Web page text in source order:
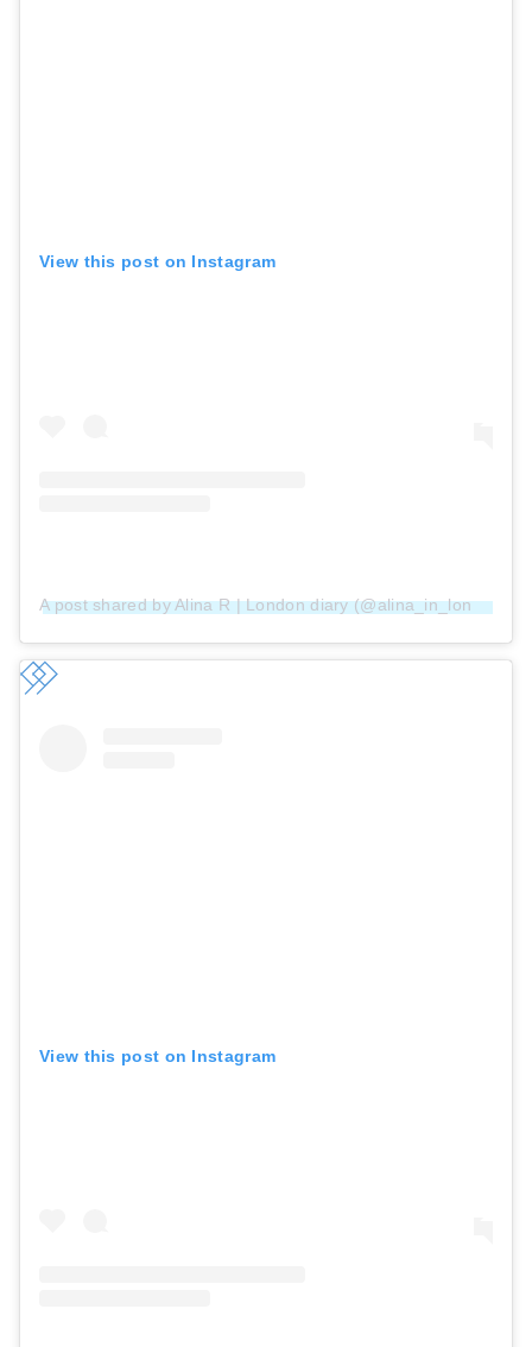
View this post on Instagram
A post shared by Alina R | London diary (@alina_in_london)
View this post on Instagram